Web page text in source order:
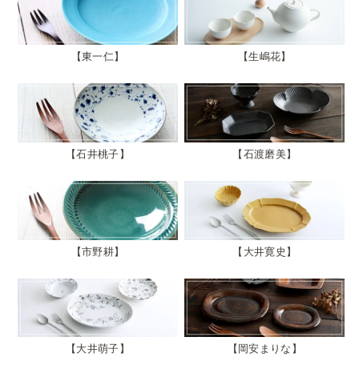
東一仁 生嶋花
石井桃子 石渡磨美
市野耕 大井寛史
大井萌子 岡安まりな